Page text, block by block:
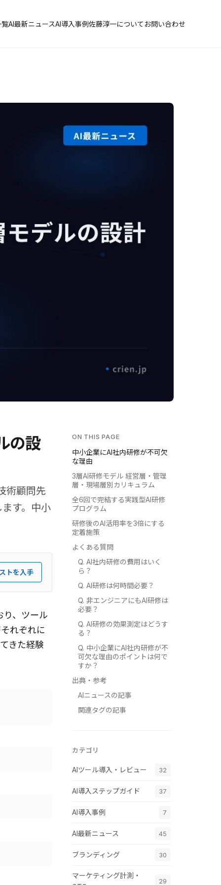
覧AI最新ニュースAI導入事例佐藤淳一について お問い合わせ
の設
術顧問先
す。中小
トを入手
り、ツール
れぞれに
きた経験
ON THIS PAGE
中小企業にAI社内研修が不可欠
な理由
3層AI研修モデル 経営層・管理
層・現場層別カリキュラム
全6回で完結する実践型AI研修
プログラム
研修後のAI活用率を3倍にする
定着施策
よくある質問
Q. AI社内研修の費用はいく
ら？
Q. AI研修は何時間必要？
Q. 非エンジニアにもAI研修は
必要？
Q. AI研修の効果測定はどうす
る？
Q. 中小企業にAI社内研修が不
可欠な理由のポイントは何で
すか？
出典・参考
AIニュースの記事
関連タグの記事
カテゴリ
AIツール導入・レビュー 32
AI導入ステップガイド 37
AI導入事例 7
AI最新ニュース 45
ブランディング 30
マーケティング計測・
29